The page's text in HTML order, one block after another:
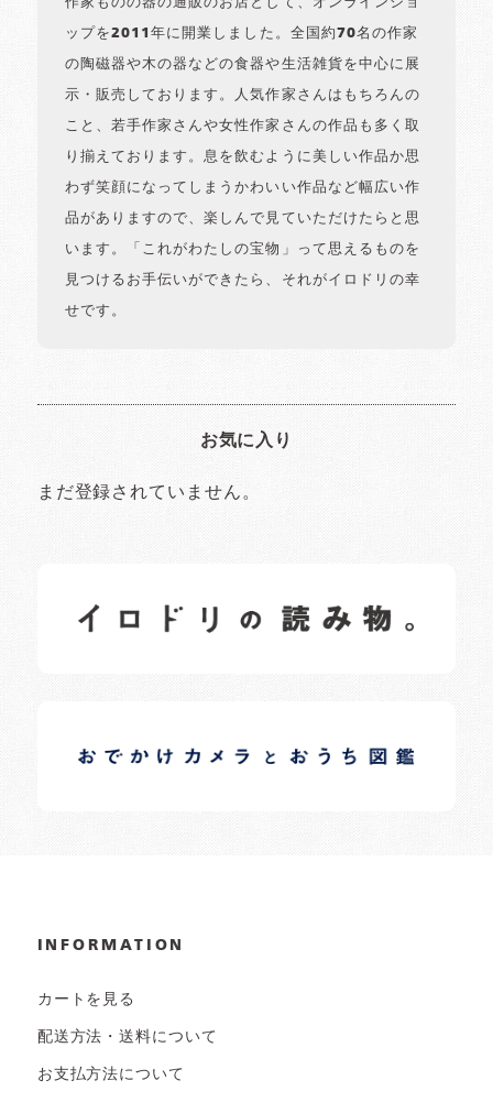
作家ものの器の通販のお店として、オンラインショ
ップを2011年に開業しました。全国約70名の作家
の陶磁器や木の器などの食器や生活雑貨を中心に展
示・販売しております。人気作家さんはもちろんの
こと、若手作家さんや女性作家さんの作品も多く取
り揃えております。息を飲むように美しい作品か思
わず笑顔になってしまうかわいい作品など幅広い作
品がありますので、楽しんで見ていただけたらと思
います。「これがわたしの宝物」って思えるものを
見つけるお手伝いができたら、それがイロドリの幸
せです。
お気に入り
まだ登録されていません。
日常の様子など随時更新中です。
日常の様子など随時更新中です。
INFORMATION
カートを見る
配送方法・送料について
お支払方法について